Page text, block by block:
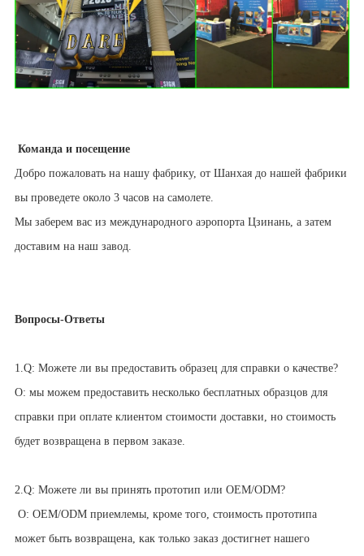
Команда и посещение
Добро пожаловать на нашу фабрику, от Шанхая до нашей фабрики
вы проведете около 3 часов на самолете.
Мы заберем вас из международного аэропорта Цзинань, а затем
доставим на наш завод.
Вопросы-Ответы
1.Q: Можете ли вы предоставить образец для справки о качестве?
О: мы можем предоставить несколько бесплатных образцов для
справки при оплате клиентом стоимости доставки, но стоимость
будет возвращена в первом заказе.
2.Q: Можете ли вы принять прототип или OEM/ODM?
О: OEM/ODM приемлемы, кроме того, стоимость прототипа
может быть возвращена, как только заказ достигнет нашего